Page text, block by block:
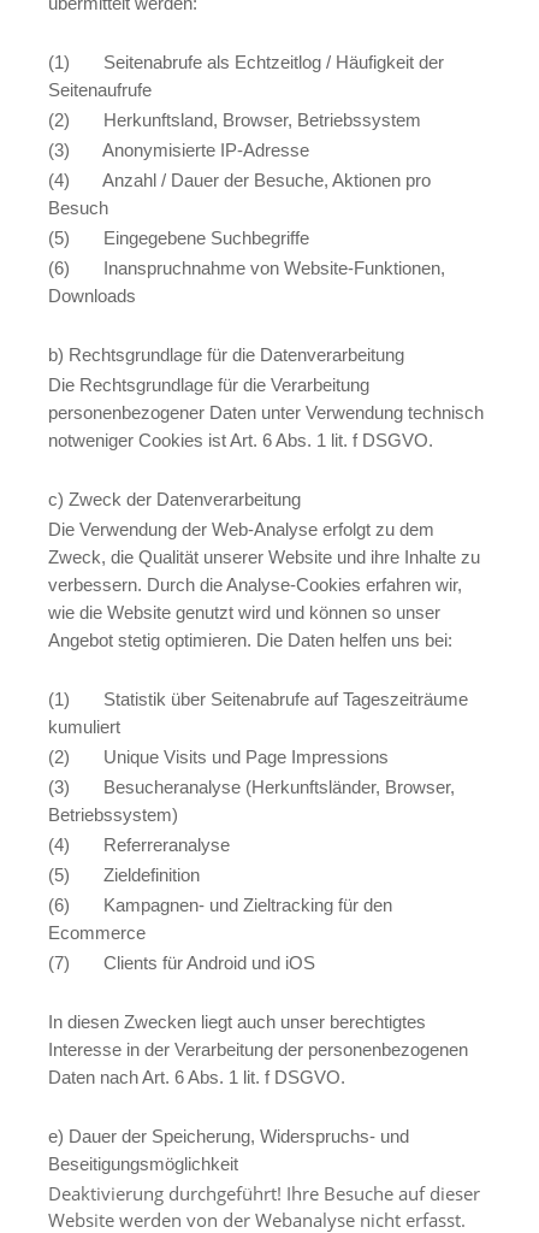
(1) Seitenabrufe als Echtzeitlog / Häufigkeit der
Seitenaufrufe
(2) Herkunftsland, Browser, Betriebssystem
(3) Anonymisierte IP-Adresse
(4) Anzahl / Dauer der Besuche, Aktionen pro
Besuch
(5) Eingegebene Suchbegriffe
(6) Inanspruchnahme von Website-Funktionen,
Downloads
b) Rechtsgrundlage für die Datenverarbeitung
Die Rechtsgrundlage für die Verarbeitung
personenbezogener Daten unter Verwendung technisch
notweniger Cookies ist Art. 6 Abs. 1 lit. f DSGVO.
c) Zweck der Datenverarbeitung
Die Verwendung der Web-Analyse erfolgt zu dem
Zweck, die Qualität unserer Website und ihre Inhalte zu
verbessern. Durch die Analyse-Cookies erfahren wir,
wie die Website genutzt wird und können so unser
Angebot stetig optimieren. Die Daten helfen uns bei:
(1) Statistik über Seitenabrufe auf Tageszeiträume
kumuliert
(2) Unique Visits und Page Impressions
(3) Besucheranalyse (Herkunftsländer, Browser,
Betriebssystem)
(4) Referreranalyse
(5) Zieldefinition
(6) Kampagnen- und Zieltracking für den
Ecommerce
(7) Clients für Android und iOS
In diesen Zwecken liegt auch unser berechtigtes
Interesse in der Verarbeitung der personenbezogenen
Daten nach Art. 6 Abs. 1 lit. f DSGVO.
e) Dauer der Speicherung, Widerspruchs- und
Beseitigungsmöglichkeit
Deaktivierung durchgeführt! Ihre Besuche auf dieser
Website werden von der Webanalyse nicht erfasst.